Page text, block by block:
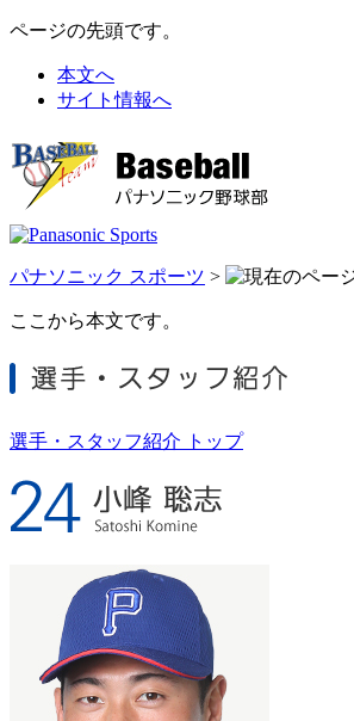
ページの先頭です。
本文へ
サイト情報へ
パナソニック スポーツ >
ここから本文です。
選手・スタッフ紹介 トップ